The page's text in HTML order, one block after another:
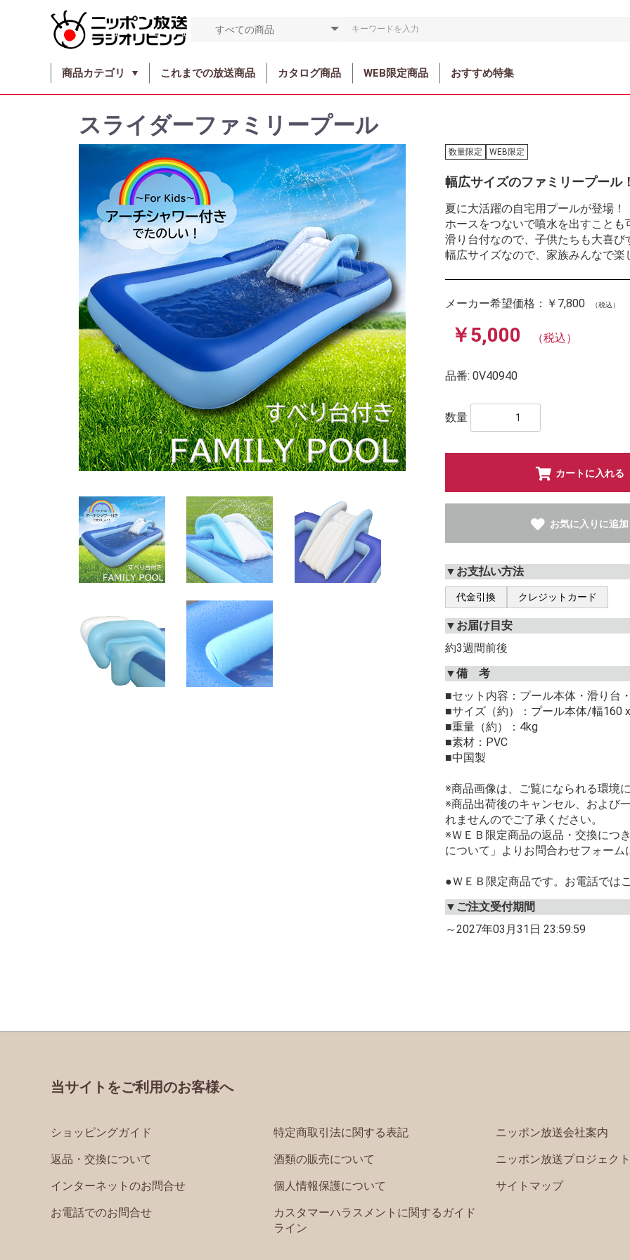
商品カテゴリ これまでの放送商品 カタログ商品 WEB限定商品 おすすめ特集
スライダーファミリープール
数量限定 WEB限定
幅広サイズのファミリープール
夏に大活躍の自宅用プールが登場！
ホースをつないで噴水を出すことも
滑り台付なので、子供たちも大喜
幅広サイズなので、家族みんなで
メーカー希望価格： ￥7,800 （税込）
￥5,000 （税込）
品番: 0V40940
数量
カートに入れる
お気に入りに追加
▼お支払い方法
代金引換 クレジットカード
▼お届け目安
約3週間前後
▼備 考
■セット内容：プール本体・滑り台
■サイズ（約）：プール本体/幅160
■重量（約）：4kg
■素材：PVC
■中国製
※商品画像は、ご覧になられる環境
※商品出荷後のキャンセル、および
れませんのでご了承ください。
※ＷＥＢ限定商品の返品・交換につ
について」よりお問合わせフォーム
●ＷＥＢ限定商品です。お電話では
▼ご注文受付期間
～2027年03月31日 23:59:59
当サイトをご利用のお客様へ
ショッピングガイド
返品・交換について
インターネットのお問合せ
お電話でのお問合せ
特定商取引法に関する表記
酒類の販売について
個人情報保護について
カスタマーハラスメントに関するガイド
ライン
ニッポン放送会社案内
ニッポン放送プロジェク
サイトマップ